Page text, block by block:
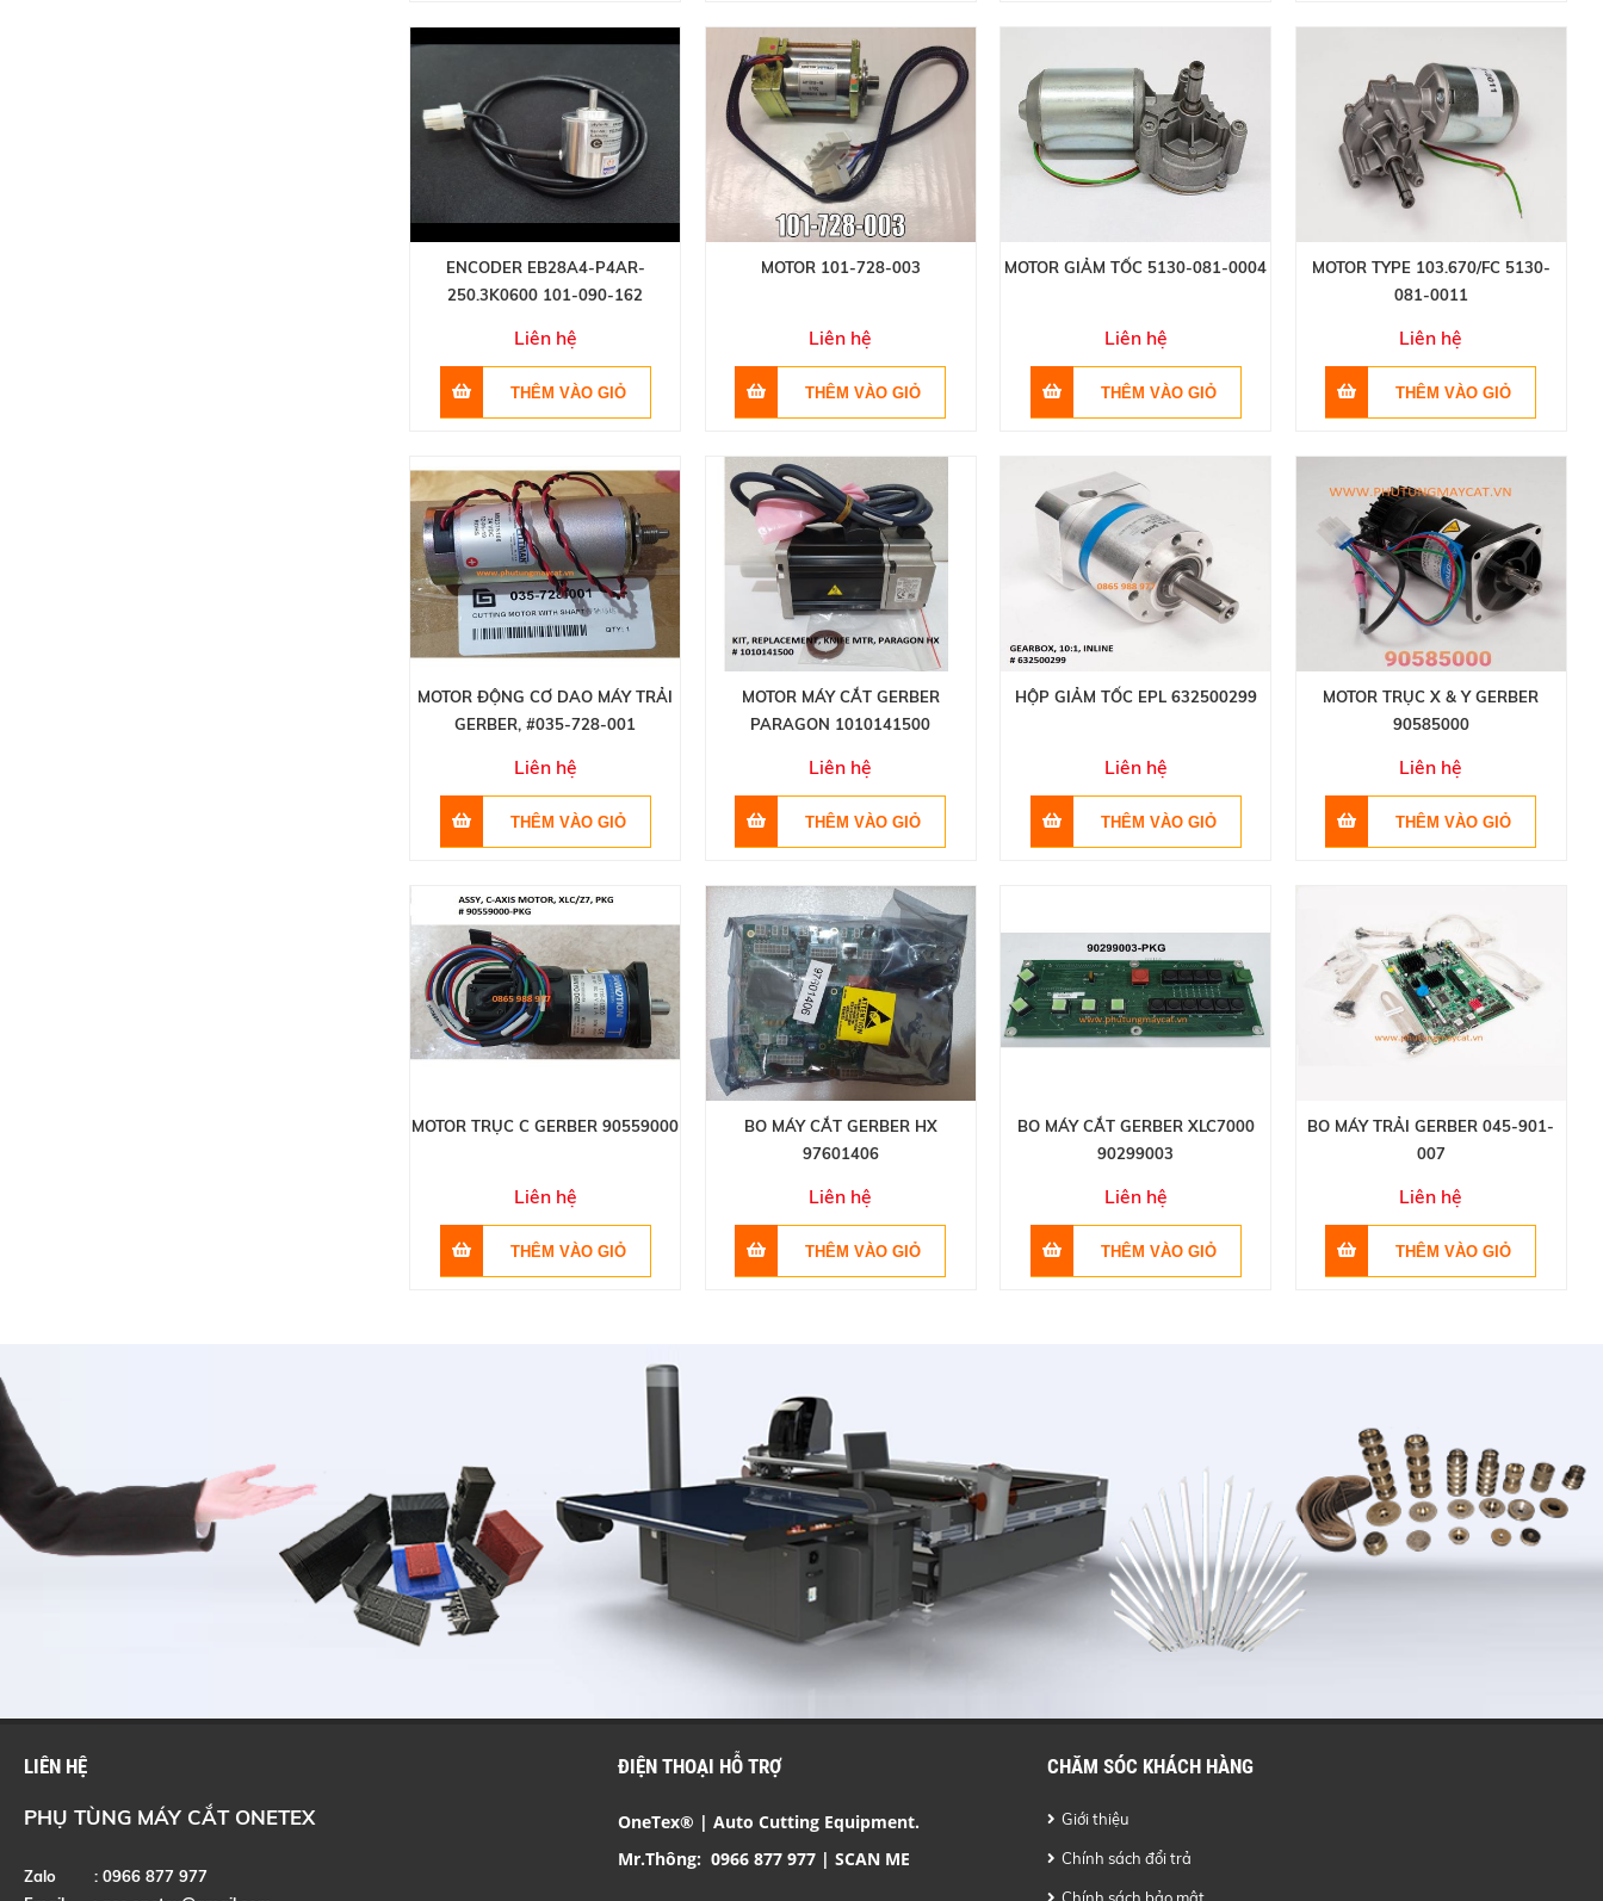
ENCODER EB28A4-P4AR-
250.3K0600 101-090-162
Liên hệ
MOTOR 101-728-003
Liên hệ
MOTOR GIẢM TỐC 5130-081-0004
Liên hệ
MOTOR TYPE 103.670/FC 5130-
081-0011
Liên hệ
MOTOR ĐỘNG CƠ DAO MÁY TRẢI
GERBER, #035-728-001
Liên hệ
MOTOR MÁY CẮT GERBER
PARAGON 1010141500
Liên hệ
HỘP GIẢM TỐC EPL 632500299
Liên hệ
MOTOR TRỤC X & Y GERBER
90585000
Liên hệ
MOTOR TRỤC C GERBER 90559000
Liên hệ
BO MÁY CẮT GERBER HX
97601406
Liên hệ
BO MÁY CẮT GERBER XLC7000
90299003
Liên hệ
BO MÁY TRẢI GERBER 045-901-
007
Liên hệ
LIÊN HỆ
PHỤ TÙNG MÁY CẮT ONETEX
Zalo : 0966 877 977
ĐIỆN THOẠI HỖ TRỢ
OneTex® | Auto Cutting Equipment.
Mr.Thông:0966 877 977 | SCAN ME
CHĂM SÓC KHÁCH HÀNG
Giới thiệu
Chính sách đổi trả